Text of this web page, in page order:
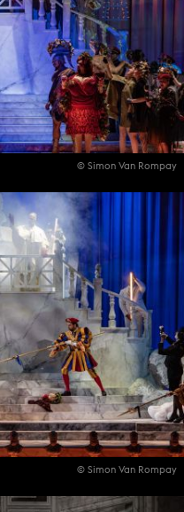
© Simon Van Rompay
© Simon Van Rompay